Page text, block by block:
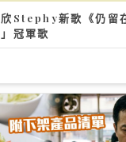
Stephy新歌《仍留
冠軍歌